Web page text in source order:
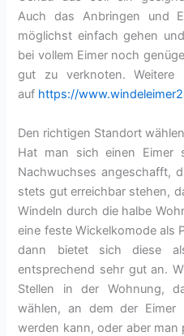
Auch das Anbringen und
möglichst einfach gehen
bei vollem Eimer noch
gut zu verknoten.
auf https://
Den richtigen Standort wählen
Hat man sich einen Eimer
Nachwuchses angeschafft,
stets gut erreichbar stehen,
Windeln durch die halbe
eine feste Wickelkomode als
dann bietet sich diese
entsprechend sehr gut an.
Stellen in der Wohnung,
wählen, an dem der
werden kann, oder aber man